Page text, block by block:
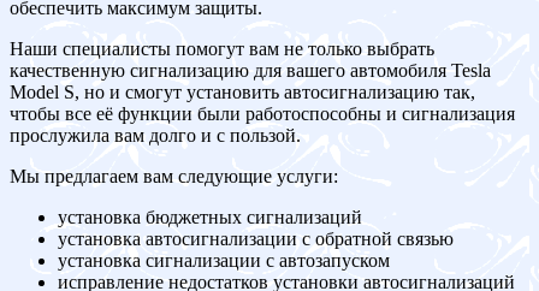
обеспечить максимум защиты.
Наши специалисты помогут вам не только выбрать
качественную сигнализацию для вашего автомобиля Tesla
Model S, но и смогут установить автосигнализацию так,
чтобы все её функции были работоспособны и сигнализация
прослужила вам долго и с пользой.
Мы предлагаем вам следующие услуги:
установка бюджетных сигнализаций
установка автосигнализации с обратной связью
установка сигнализации с автозапуском
исправление недостатков установки автосигнализаций